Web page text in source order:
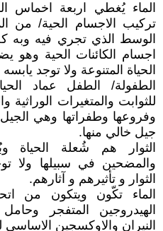
الماء يُغطي اربعة اخماس
تركيب الاجسام الحية/ من
الوسط الذي تجري فيه وبه كل
اجسام الكائنات الحية
الحياة المتنوعة ولا توجد
الطفولة/ الطفل عماد
للثوابت والمتغيرات الوراثية
وفروعها وطفراتها وهي
جيل خالي منها.
الثوار هم شُعلة الحياة
والمضحين في سبيلها ولا
الثوار و تأثيرهم و آثارهم.
الماء تكّون ويتكون من
الهيدروجين المتفجر
النيران والاوكسجين الاساسي